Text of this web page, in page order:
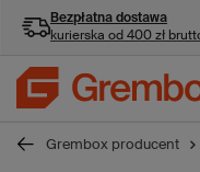
Bezpłatna dostawa
kurierska od 400 zł
Grembox producent